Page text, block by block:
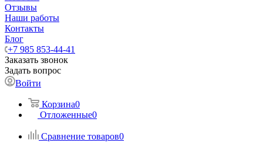
Отзывы
Наши работы
Контакты
Блог
+7 985 853-44-41
Заказать звонок
Задать вопрос
Войти
Корзина0
Отложенные0
Сравнение товаров0